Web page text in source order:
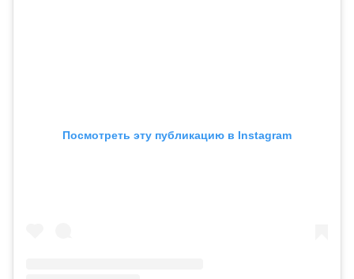
Посмотреть эту публикацию в Instagram